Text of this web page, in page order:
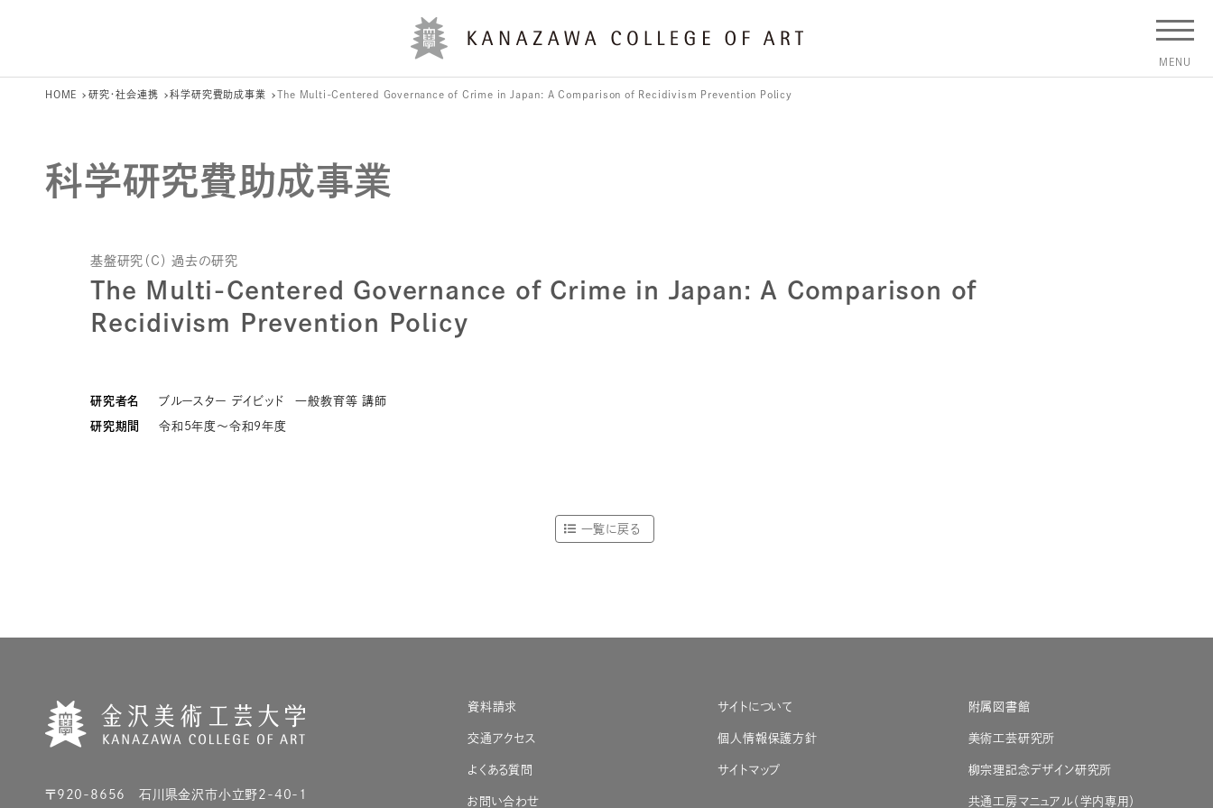
HOME 研究・社会連携 科学研究費助成事業 The Multi-Centered Governance of Crime in Japan: A Comparison of Recidivism Prevention Policy
科学研究費助成事業
基盤研究（C） 過去の研究
The Multi-Centered Governance of Crime in Japan: A Comparison of
Recidivism Prevention Policy
研究者名 ブルースター デイビッド 一般教育等 講師
研究期間 令和5年度〜令和9年度
一覧に戻る
〒920-8656 石川県金沢市小立野2-40-1
資料請求
交通アクセス
よくある質問
お問い合わせ
サイトについて
個人情報保護方針
サイトマップ
附属図書館
美術工芸研究所
柳宗理記念デザイン研究所
共通工房マニュアル（学内専用）